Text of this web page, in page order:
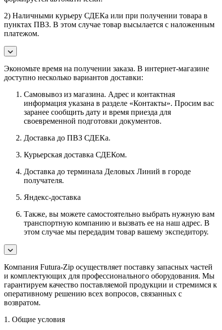
2) Наличными курьеру СДЕКа или при получении товара в
пунктах ПВЗ. В этом случае товар высылается с наложенным
платежом.
Экономьте время на получении заказа. В интернет-магазине
доступно несколько вариантов доставки:
Самовывоз из магазина. Адрес и контактная
информация указана в разделе «Контакты». Просим вас
заранее сообщить дату и время приезда для
своевременной подготовки документов.
Доставка до ПВЗ СДЕКа.
Курьерская доставка СДЕКом.
Доставка до терминала Деловых Линий в городе
получателя.
Яндекс-доставка
Также, вы можете самостоятельно выбрать нужную вам
транспортную компанию и вызвать ее на наш адрес. В
этом случае мы передадим товар вашему экспедитору.
Компания Futura-Zip осуществляет поставку запасных частей
и комплектующих для профессионального оборудования. Мы
гарантируем качество поставляемой продукции и стремимся к
оперативному решению всех вопросов, связанных с
возвратом.
1. Общие условия